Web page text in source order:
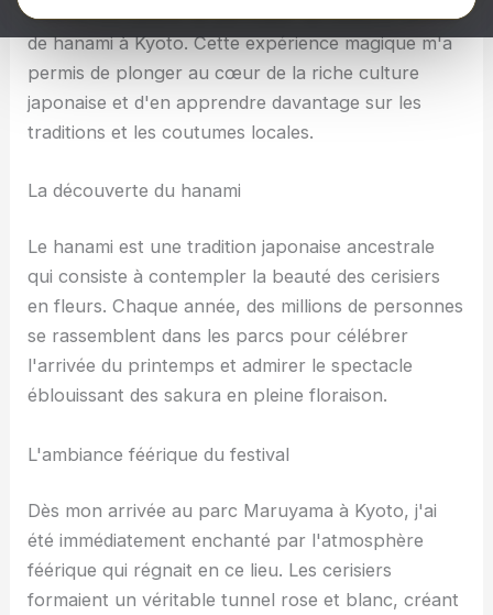
chance incroyable de participer au célèbre festival
de hanami à Kyoto. Cette expérience magique m'a
permis de plonger au cœur de la riche culture
japonaise et d'en apprendre davantage sur les
traditions et les coutumes locales.
La découverte du hanami
Le hanami est une tradition japonaise ancestrale
qui consiste à contempler la beauté des cerisiers
en fleurs. Chaque année, des millions de personnes
se rassemblent dans les parcs pour célébrer
l'arrivée du printemps et admirer le spectacle
éblouissant des sakura en pleine floraison.
L'ambiance féérique du festival
Dès mon arrivée au parc Maruyama à Kyoto, j'ai
été immédiatement enchanté par l'atmosphère
féérique qui régnait en ce lieu. Les cerisiers
formaient un véritable tunnel rose et blanc, créant